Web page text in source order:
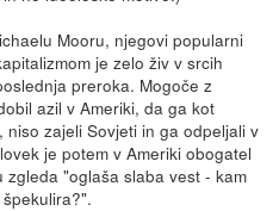
Mooru, njegovi popularni
je zelo živ v srcih
preroka. Mogoče z
azil v Ameriki, da ga kot
zajeli Sovjeti in ga odpeljali v
je potem v Ameriki obogatel
"oglaša slaba vest - kam